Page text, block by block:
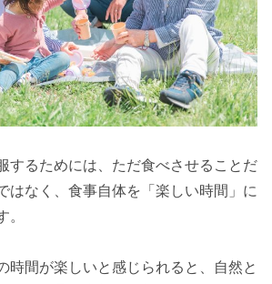
するためには、ただ食べさせることだ
はなく、食事自体を「楽しい時間」に
。
時間が楽しいと感じられると、自然と